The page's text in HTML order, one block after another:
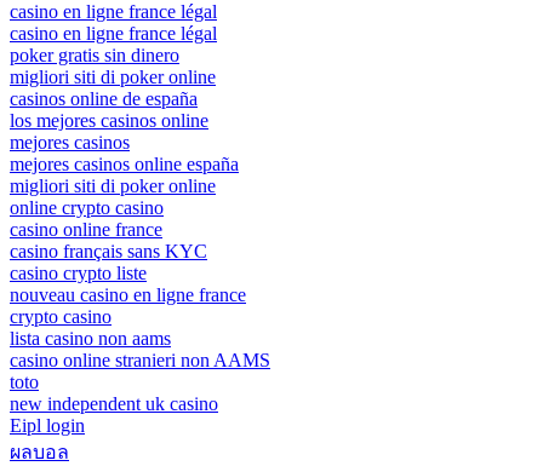
casino en ligne france légal
casino en ligne france légal
poker gratis sin dinero
migliori siti di poker online
casinos online de españa
los mejores casinos online
mejores casinos
mejores casinos online españa
migliori siti di poker online
online crypto casino
casino online france
casino français sans KYC
casino crypto liste
nouveau casino en ligne france
crypto casino
lista casino non aams
casino online stranieri non AAMS
toto
new independent uk casino
Eipl login
ผลบอล